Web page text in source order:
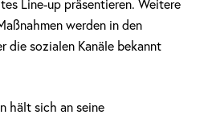
Line-up präsentieren. Weitere
werden in den
die sozialen Kanäle bekannt
hält sich an seine